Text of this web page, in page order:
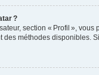
?
section « Profil »,
méthodes disponibles.